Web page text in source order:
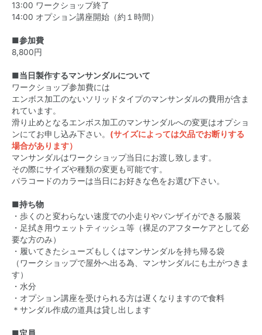
13:00 ワークショップ終了
14:00 オプション講座開始（約１時間）
■参加費
8,800円
■当日製作するマンサンダルについて
ワークショップ参加費には
エンボス加工のないソリッドタイプのマンサンダルの費用が含ま
れています。
滑り止めとなるエンボス加工のマンサンダルへの変更はオプショ
ンにてお申し込み下さい。 (サイズによっては欠品でお断りする
場合があります）
マンサンダルはワークショップ当日にお渡し致します。
その際にサイズや種類の変更も可能です。
パラコードのカラーは当日にお好きな色をお選び下さい。
■持ち物
・歩くのと変わらない速度での小走りやバンザイができる服装
・足拭き用ウェットティッシュ等（裸足のアフターケアとして必
要な方のみ）
・履いてきたシューズもしくはマンサンダルを持ち帰る袋
（ワークショップで屋外へ出る為、マンサンダルにも土がつきま
す）
・水分
・オプション講座を受けられる方は遅くなりますので食料
＊サンダル作成の道具は貸し出します